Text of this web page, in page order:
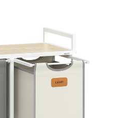
Cubos de Basura